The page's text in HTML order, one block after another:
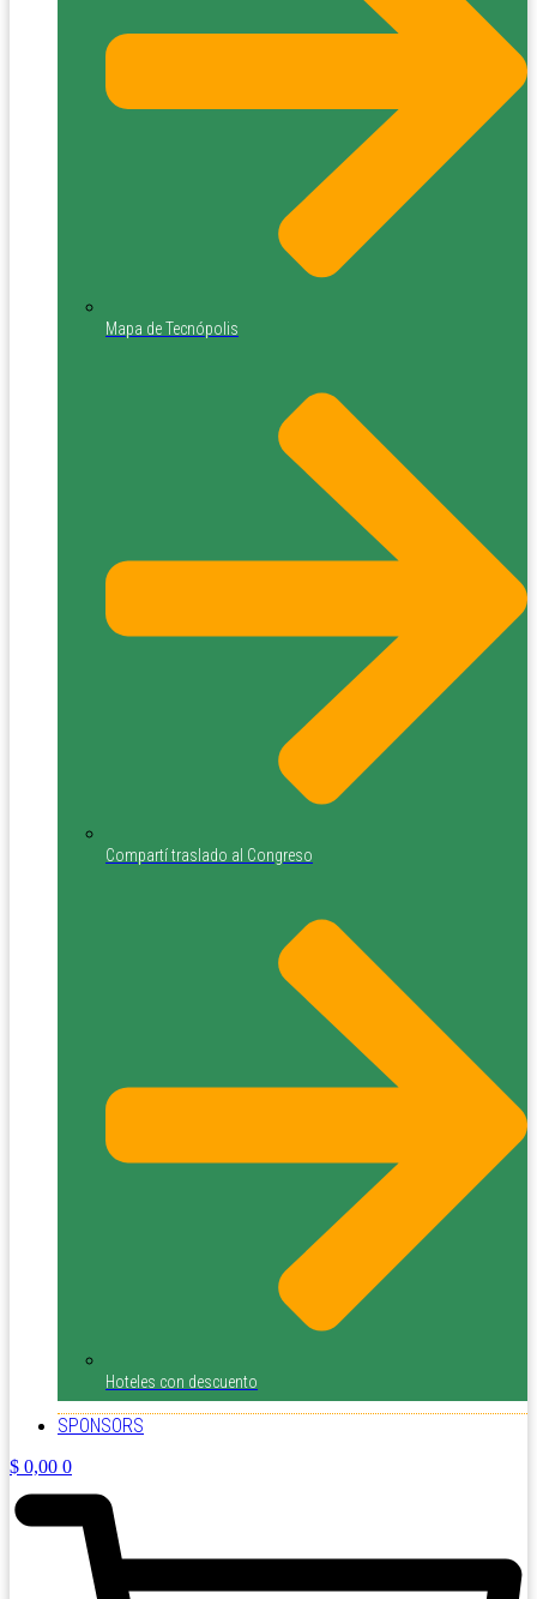
Mapa de Tecnópolis
Compartí traslado al Congreso
Hoteles con descuento
SPONSORS
$ 0,00 0